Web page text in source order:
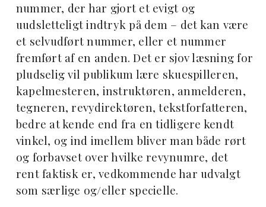
nummer, der har gjort et evigt og
uudsletteligt indtryk på dem – det kan være
et selvudført nummer, eller et nummer
fremført af en anden. Det er sjov læsning for
pludselig vil publikum lære skuespilleren,
kapelmesteren, instruktøren, anmelderen,
tegneren, revydirektøren, tekstforfatteren,
bedre at kende end fra en tidligere kendt
vinkel, og ind imellem bliver man både rørt
og forbavset over hvilke revynumre, det
rent faktisk er, vedkommende har udvalgt
som særlige og/eller specielle.